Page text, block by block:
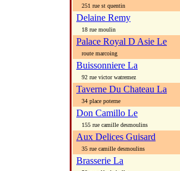
251 rue st quentin
Delaine Remy
18 rue moulin
Palace Royal D Asie Le
route marcoing
Buissonniere La
92 rue victor watremez
Taverne Du Chateau La
34 place poterne
Don Camillo Le
155 rue camille desmoulins
Aux Delices Guisard
35 rue camille desmoulins
Brasserie La